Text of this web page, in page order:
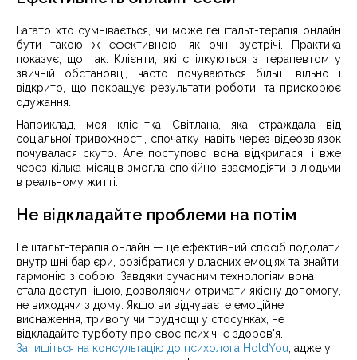
Багато хто сумнівається, чи може гештальт-терапія онлайн
бути такою ж ефективною, як очні зустрічі. Практика
показує, що так. Клієнти, які спілкуються з терапевтом у
звичній обстановці, часто почуваються більш вільно і
відкрито, що покращує результати роботи, та прискорює
одужання.
Наприклад, моя клієнтка Світлана, яка страждала від
соціальної тривожності, спочатку навіть через відеозв'язок
почувалася скуто. Але поступово вона відкрилася, і вже
через кілька місяців змогла спокійно взаємодіяти з людьми
в реальному житті.
Не відкладайте проблеми на потім
Гештальт-терапія онлайн — це ефективний спосіб подолати
внутрішні бар'єри, розібратися у власних емоціях та знайти
гармонію з собою. Завдяки сучасним технологіям вона
стала доступнішою, дозволяючи отримати якісну допомогу,
не виходячи з дому. Якщо ви відчуваєте емоційне
виснаження, тривогу чи труднощі у стосунках, не
відкладайте турботу про своє психічне здоров'я.
Запишіться на консультацію до психолога HoldYou , адже у